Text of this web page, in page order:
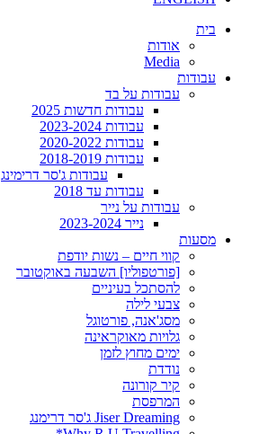
בית
אודות
Media
עבודות
עבודות על בד
עבודות חדשות 2025
עבודות 2023-2024
עבודות 2020-2022
עבודות 2018-2019
עבודות ג'סר דרימינג
עבודות עד 2018
עבודות על נייר
נייר 2023-2024
מסעות
קווי חיים – נשות יודפת
[פורטפוליו] השבעה באוקטובר
להסתכל בעיניים
צבעי לילה
מסג'אנה, פורטוגל
גלויות מאוקראינה
ימים מחוץ לזמן
נודדת
קיר קורונה
המרפסת
Jiser Dreaming ג'סר דרימנג